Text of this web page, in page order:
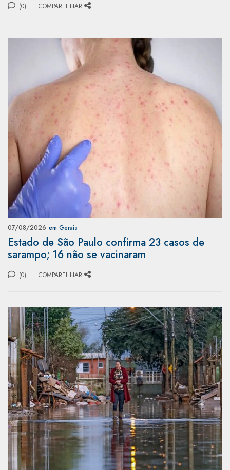
(0) COMPARTILHAR
07/08/2026 em Gerais
Estado de São Paulo confirma 23 casos de
sarampo; 16 não se vacinaram
(0) COMPARTILHAR